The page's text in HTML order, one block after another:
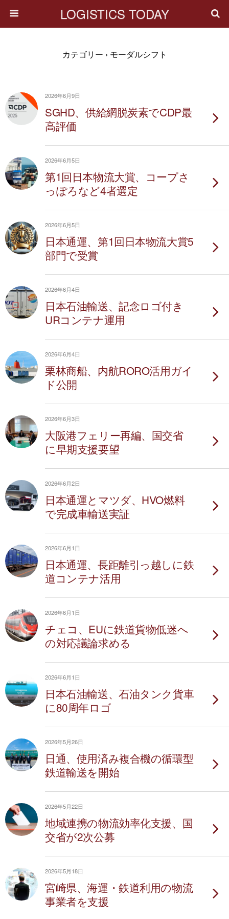
LOGISTICS TODAY
カテゴリー › モーダルシフト
2026年6月9日
SGHD、供給網脱炭素でCDP最
高評価
2026年6月5日
第1回日本物流大賞、コープさ
っぽろなど4者選定
2026年6月5日
日本通運、第1回日本物流大賞5
部門で受賞
2026年6月4日
日本石油輸送、記念ロゴ付き
URコンテナ運用
2026年6月4日
栗林商船、内航RORO活用ガイ
ド公開
2026年6月3日
大阪港フェリー再編、国交省
に早期支援要望
2026年6月2日
日本通運とマツダ、HVO燃料
で完成車輸送実証
2026年6月1日
日本通運、長距離引っ越しに鉄
道コンテナ活用
2026年6月1日
チェコ、EUに鉄道貨物低迷へ
の対応議論求める
2026年6月1日
日本石油輸送、石油タンク貨車
に80周年ロゴ
2026年5月26日
日通、使用済み複合機の循環型
鉄道輸送を開始
2026年5月22日
地域連携の物流効率化支援、国
交省が2次公募
2026年5月18日
宮崎県、海運・鉄道利用の物流
事業者を支援